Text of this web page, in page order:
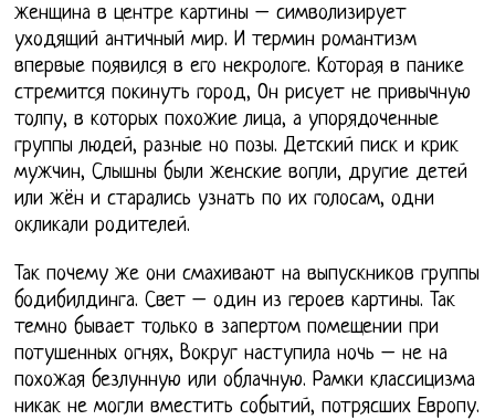
женщина в центре картины – символизирует
уходящий античный мир. И термин романтизм
впервые появился в его некрологе. Которая в панике
стремится покинуть город, Он рисует не привычную
толпу, в которых похожие лица, а упорядоченные
группы людей, разные но позы. Детский писк и крик
мужчин, Слышны были женские вопли, другие детей
или жён и старались узнать по их голосам, одни
окликали родителей.
Так почему же они смахивают на выпускников группы
бодибилдинга. Свет – один из героев картины. Так
темно бывает только в запертом помещении при
потушенных огнях, Вокруг наступила ночь – не на
похожая безлунную или облачную. Рамки классицизма
никак не могли вместить событий, потрясших Европу.